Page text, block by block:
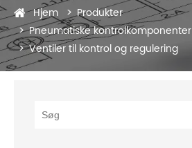
Hjem
Produkter
Pneumatiske kontrolkomponenter
Ventiler til kontrol og regulering